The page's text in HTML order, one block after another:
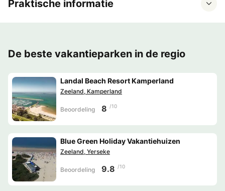
Praktische informatie
De beste vakantieparken in de regio
Landal Beach Resort Kamperland
Zeeland, Kamperland
Beoordeling 8 /10
Blue Green Holiday Vakantiehuizen
Zeeland, Yerseke
Beoordeling 9.8 /10